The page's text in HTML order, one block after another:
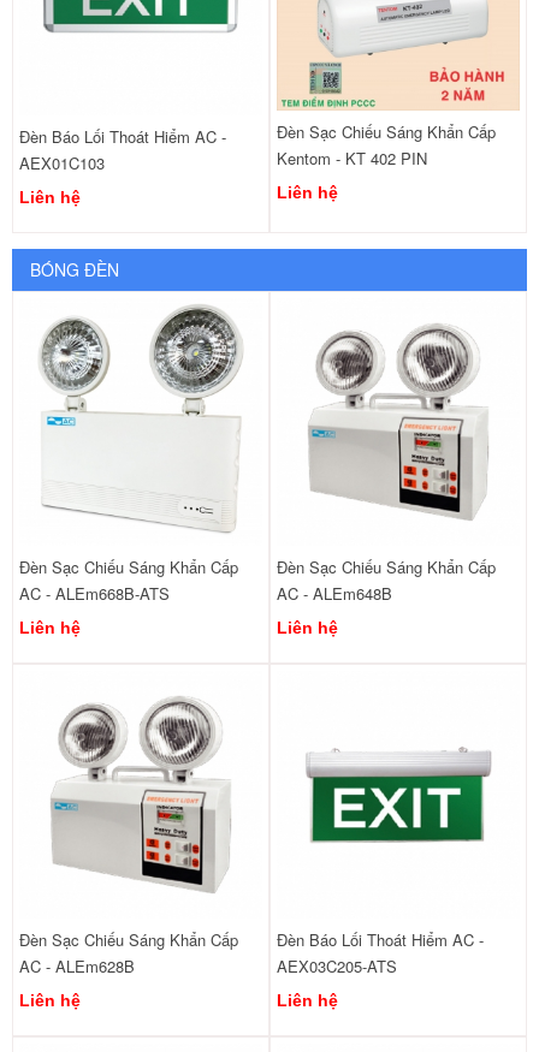
Đèn Báo Lối Thoát Hiểm AC -
AEX01C103
Liên hệ
Đèn Sạc Chiếu Sáng Khẩn Cấp
Kentom - KT 402 PIN
Liên hệ
BÓNG ĐÈN
Đèn Sạc Chiếu Sáng Khẩn Cấp
AC - ALEm668B-ATS
Liên hệ
Đèn Sạc Chiếu Sáng Khẩn Cấp
AC - ALEm648B
Liên hệ
Đèn Sạc Chiếu Sáng Khẩn Cấp
AC - ALEm628B
Liên hệ
Đèn Báo Lối Thoát Hiểm AC -
AEX03C205-ATS
Liên hệ